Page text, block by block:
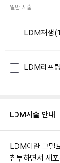
LDM시술 안내
LDM이란 고밀
침투하면서 세
일반 시술
LDM재생
LDM리프